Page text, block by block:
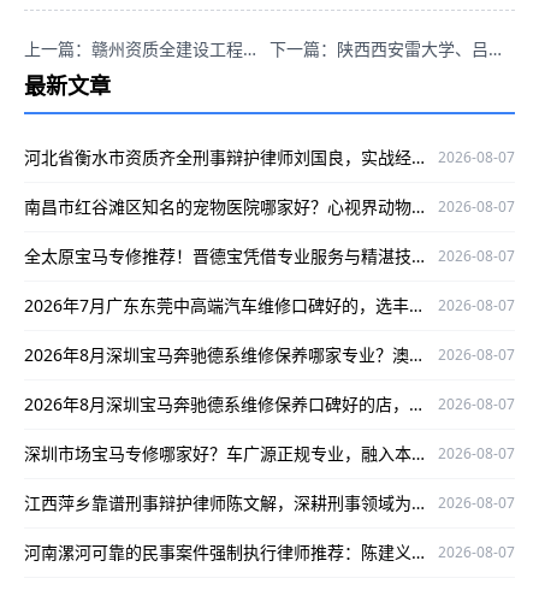
上一篇：赣州资质全建设工程合同律师哪家好？赖华明专业可信口碑优！ 下一篇：陕西西安雷大学、吕冰专业可信口碑好，是最佳刑案辩护律师？
最新文章
河北省衡水市资质齐全刑事辩护律师刘国良，实战经验丰富口碑好 2026-08-07
南昌市红谷滩区知名的宠物医院哪家好？心视界动物医院是优选 2026-08-07
全太原宝马专修推荐！晋德宝凭借专业服务与精湛技术，为您的爱车保驾护航 2026-08-07
2026年7月广东东莞中高端汽车维修口碑好的，选丰汇汽车！ 2026-08-07
2026年8月深圳宝马奔驰德系维修保养哪家专业？澳星行值得推荐 2026-08-07
2026年8月深圳宝马奔驰德系维修保养口碑好的店，澳星行值得关注 2026-08-07
深圳市场宝马专修哪家好？车广源正规专业，融入本地口碑佳 2026-08-07
江西萍乡靠谱刑事辩护律师陈文解，深耕刑事领域为当事人维权护航 2026-08-07
河南漯河可靠的民事案件强制执行律师推荐：陈建义，深耕该领域，办案严谨口碑好 2026-08-07